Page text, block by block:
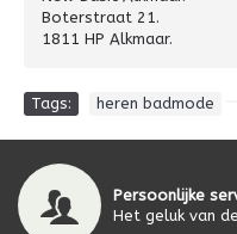
Boterstraat 21.
1811 HP Alkmaar.
Tags: heren badmode
Persoonlijke
Het geluk van